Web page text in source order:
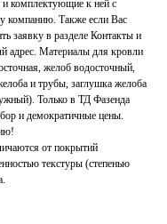
и комплектующие к ней с
компанию. Также если Вас
заявку в разделе Контакты и
адрес. Материалы для кровли
желоб водосточный,
и трубы, заглушка желоба
Только в ТД Фазенда
и демократичные цены.
от покрытий
текстуры (степенью